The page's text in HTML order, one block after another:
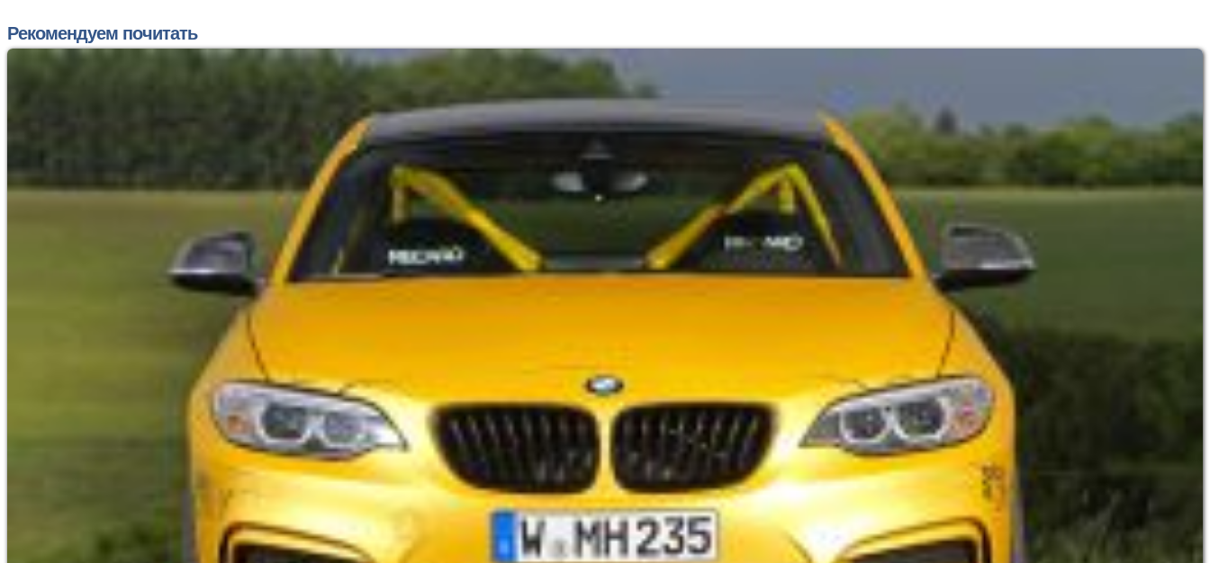
Рекомендуем почитать